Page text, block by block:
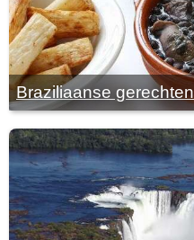
Braziliaanse gerechten